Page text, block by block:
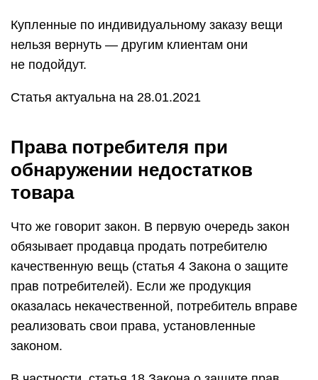
Купленные по индивидуальному заказу вещи
нельзя вернуть — другим клиентам они
не подойдут.
Статья актуальна на 28.01.2021
Права потребителя при
обнаружении недостатков
товара
Что же говорит закон. В первую очередь закон
обязывает продавца продать потребителю
качественную вещь (статья 4 Закона о защите
прав потребителей). Если же продукция
оказалась некачественной, потребитель вправе
реализовать свои права, установленные
законом.